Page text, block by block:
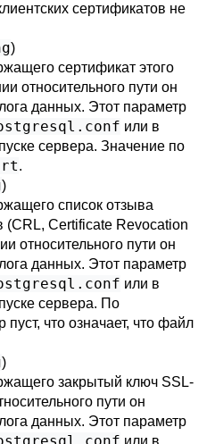
сертификатов не
)
сертификат этого
относительного пути он
данных. Этот параметр
или в
сервера. Значение по
.
)
список отзыва
(CRL, Certificate Revocation
относительного пути он
данных. Этот параметр
или в
сервера. По
что означает, что файл
)
закрытый ключ SSL-
пути он
данных. Этот параметр
или в